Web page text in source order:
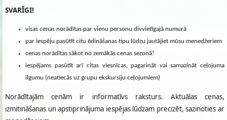
SVARĪGI!
visas cenas norādītas par vienu personu divvietīgajā numurā
par iespēju pasūtīt citu ēdināšanas tipu lūdzu jautājiet mūsu menedžeriem
cenas norādītas sākot no zemākās cenas sezonā!
iespējams pasūtīt arī citas viesnīcas, pagarināt vai samazināt ceļojuma
ilgumu (neatiecās uz grupu ekskursiju ceļojumiem)
Norādītajām cenām ir informatīvs raksturs. Aktuālas cenas,
izmitināšanas un apstiprinājuma iespējas lūdzam precizēt, sazinoties ar